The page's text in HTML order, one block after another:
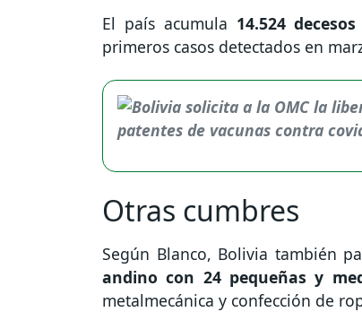
El país acumula 14.524
primeros casos detectados en
Otras cumbres
Según Blanco, Bolivia también
andino con 24 pequeñas y
metalmecánica y confección de